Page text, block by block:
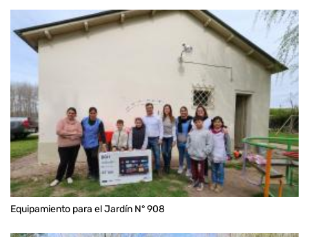
Equipamiento para el Jardín N° 908